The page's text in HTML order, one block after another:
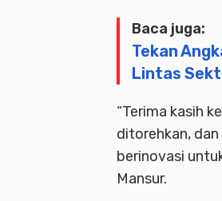
Baca juga:
Tekan
Lintas
“Terima kasih
ditorehkan,
berinovasi
Mansur.